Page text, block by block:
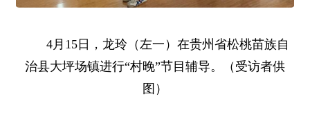
4月15日，龙玲（左一）在贵州省松桃苗族自
治县大坪场镇进行“村晚”节目辅导。（受访者供
图）